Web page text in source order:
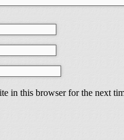
in this browser for the next